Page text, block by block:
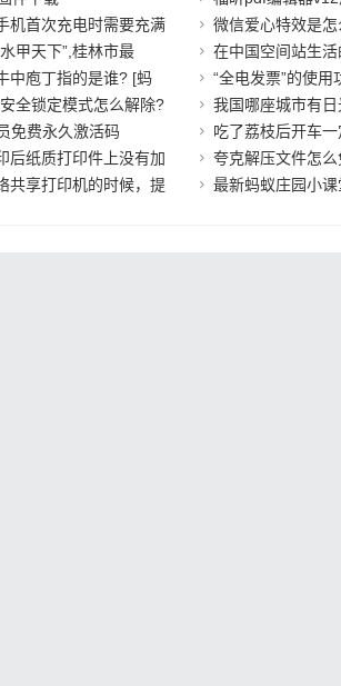
机首次充电时需要充满
微信爱心特效是
甲天下”,桂林市最
在中国空间站生
中庖丁指的是谁? [蚂
“全电发票”的使用
全锁定模式怎么解除?
我国哪座城市有
免费永久激活码
吃了荔枝后开车
后纸质打印件上没有加
夸克解压文件怎么
共享打印机的时候，提
最新蚂蚁庄园小